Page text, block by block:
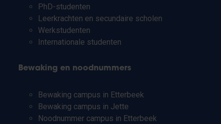
PhD-studenten
Leerkrachten en secundaire scholen
Werkstudenten
Internationale studenten
Bewaking en noodnummers
Bewaking campus in Etterbeek
Bewaking campus in Jette
Noodnummer campus in Etterbeek